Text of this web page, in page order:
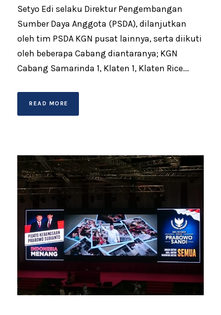
Setyo Edi selaku Direktur Pengembangan
Sumber Daya Anggota (PSDA), dilanjutkan
oleh tim PSDA KGN pusat lainnya, serta diikuti
oleh beberapa Cabang diantaranya; KGN
Cabang Samarinda 1, Klaten 1, Klaten Rice...
READ MORE